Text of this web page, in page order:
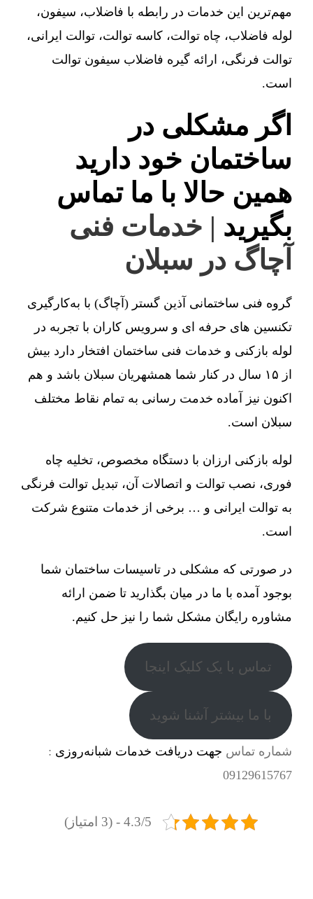
مهم‌ترین این خدمات در رابطه با فاضلاب، سیفون،
لوله فاضلاب، چاه توالت، کاسه توالت، توالت ایرانی،
توالت فرنگی، ارائه گیره فاضلاب سیفون توالت
است.
اگر مشکلی در
ساختمان خود دارید
همین حالا با ما تماس
بگیرید | خدمات فنی
آچاگ در سبلان
گروه فنی ساختمانی آذین گستر (آچاگ) با به‌کارگیری
تکنسین های حرفه ای و سرویس کاران با تجربه در
لوله بازکنی و خدمات فنی ساختمان افتخار دارد بیش
از ۱۵ سال در کنار شما همشهریان سبلان باشد و هم
اکنون نیز آماده خدمت رسانی به تمام نقاط مختلف
سبلان است.
لوله بازکنی ارزان با دستگاه مخصوص، تخلیه چاه
فوری، نصب توالت و اتصالات آن، تبدیل توالت فرنگی
به توالت ایرانی و … برخی از خدمات متنوع شرکت
است.
در صورتی که مشکلی در تاسیسات ساختمان شما
بوجود آمده با ما در میان بگذارید تا ضمن ارائه
مشاوره رایگان مشکل شما را نیز حل کنیم.
تماس با یک کلیک اینجا
با ما بیشتر آشنا شوید
شماره تماس جهت دریافت خدمات شبانه‌روزی :
09129615767
4.3/5 - (3 امتیاز)